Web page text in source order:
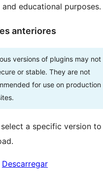
educational purposes.
anteriores
versions of plugins may not
or stable. They are not
for use on production
select a specific version to
Descarregar